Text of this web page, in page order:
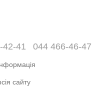
42-41 044 466-46-47
сайту